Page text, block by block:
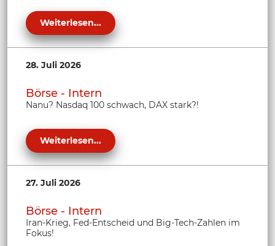
Weiterlesen...
28. Juli 2026
Börse - Intern
Nanu? Nasdaq 100 schwach, DAX stark?!
Weiterlesen...
27. Juli 2026
Börse - Intern
Iran-Krieg, Fed-Entscheid und Big-Tech-Zahlen im
Fokus!